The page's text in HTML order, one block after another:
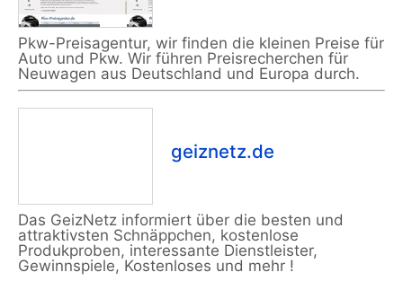
Pkw-Preisagentur, wir finden die kleinen Preise für
Auto und Pkw. Wir führen Preisrecherchen für
Neuwagen aus Deutschland und Europa durch.
geiznetz.de
Das GeizNetz informiert über die besten und
attraktivsten Schnäppchen, kostenlose
Produkproben, interessante Dienstleister,
Gewinnspiele, Kostenloses und mehr !